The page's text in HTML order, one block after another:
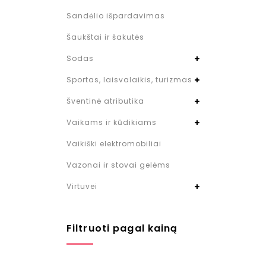
Sandėlio išpardavimas
Šaukštai ir šakutės
Sodas
Sportas, laisvalaikis, turizmas
Šventinė atributika
Vaikams ir kūdikiams
Vaikiški elektromobiliai
Vazonai ir stovai gelėms
Virtuvei
Filtruoti pagal kainą